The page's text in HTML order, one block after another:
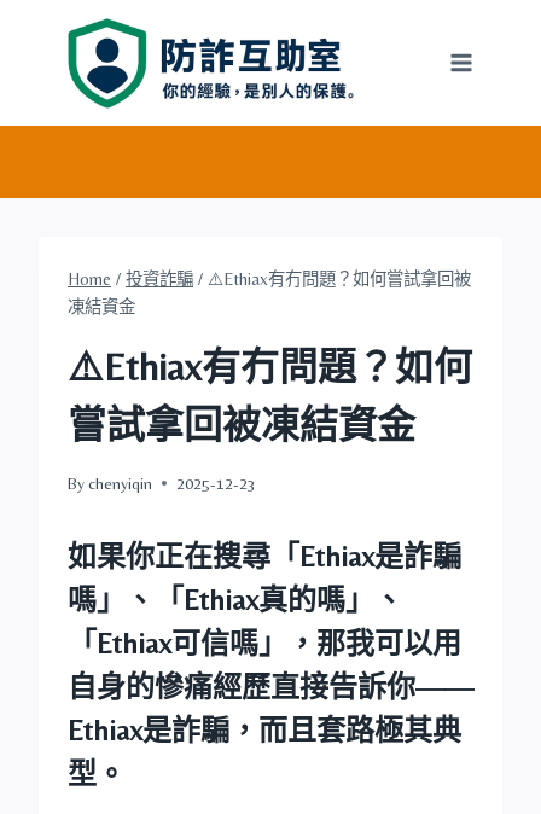
Home / 投資詐騙 / ⚠️Ethiax有冇問題？如何嘗試拿回被
凍結資金
⚠️Ethiax有冇問題？如何
嘗試拿回被凍結資金
Bychenyiqin 2025-12-23
如果你正在搜尋 「Ethiax是詐騙
嗎」
、 「Ethiax真的嗎」
、
「Ethiax可信嗎」
，那我可以用
自身的慘痛經歷直接告訴你——
Ethiax是詐騙，而且套路極其典
型。